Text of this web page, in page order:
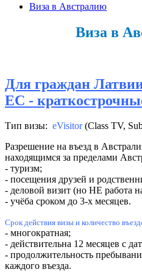
Виза в Австралию
Виза в
Для граждан
ЕC -
Тип визы: eVisitor(Class TV,
Разрешение на въезд в
находящимся за пределами
- туризм;
- посещения друзей и
- деловой визит (но НЕ работа
- учёба сроком до 3-х месяцев.
Срок действия визы и количество
- многократная;
- действительна 12 месяцев с
- продолжительность
каждого въезда.